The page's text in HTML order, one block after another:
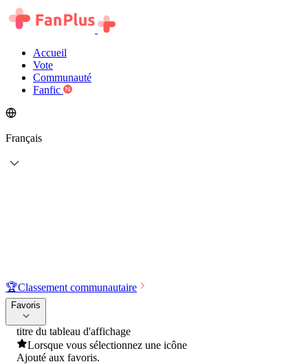
Accueil
Vote
Communauté
Fanfic
Français
🏆Classement communautaire
Favoris
titre du tableau d'affichage
Lorsque vous sélectionnez une icône
Ajouté aux favoris.